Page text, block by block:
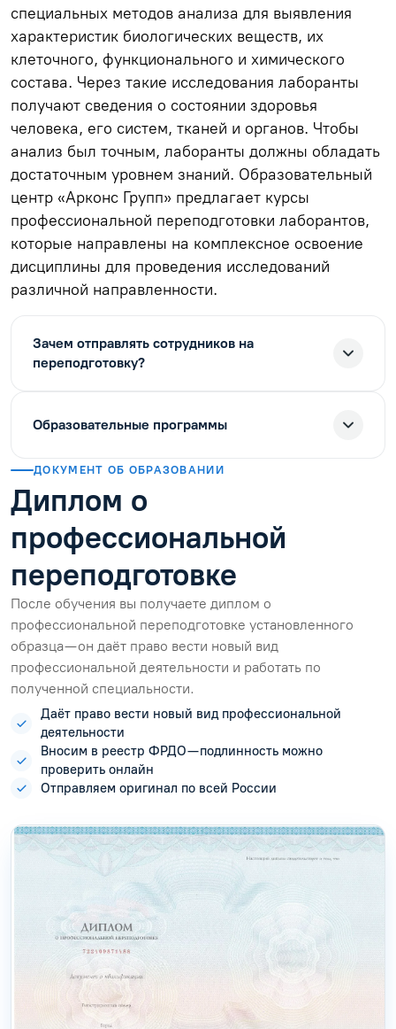
специальных методов анализа для выявления
характеристик биологических веществ, их
клеточного, функционального и химического
состава. Через такие исследования лаборанты
получают сведения о состоянии здоровья
человека, его систем, тканей и органов. Чтобы
анализ был точным, лаборанты должны обладать
достаточным уровнем знаний. Образовательный
центр «Арконс Групп» предлагает курсы
профессиональной переподготовки лаборантов,
которые направлены на комплексное освоение
дисциплины для проведения исследований
различной направленности.
Зачем отправлять сотрудников на
переподготовку?
Образовательные программы
ДОКУМЕНТ ОБ ОБРАЗОВАНИИ
Диплом о
профессиональной
переподготовке
После обучения вы получаете диплом о
профессиональной переподготовке установленного
образца — он даёт право вести новый вид
профессиональной деятельности и работать по
полученной специальности.
Даёт право вести новый вид профессиональной
деятельности
Вносим в реестр ФРДО — подлинность можно
проверить онлайн
Отправляем оригинал по всей России